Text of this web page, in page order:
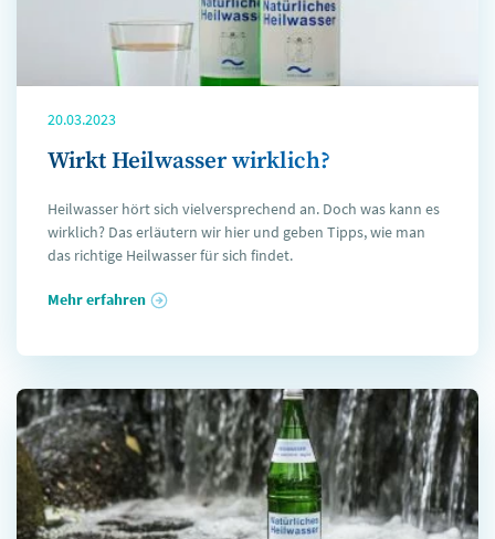
20.03.2023
Wirkt Heilwasser wirklich?
Heilwasser hört sich vielversprechend an. Doch was kann es
wirklich? Das erläutern wir hier und geben Tipps, wie man
das richtige Heilwasser für sich findet.
Mehr erfahren